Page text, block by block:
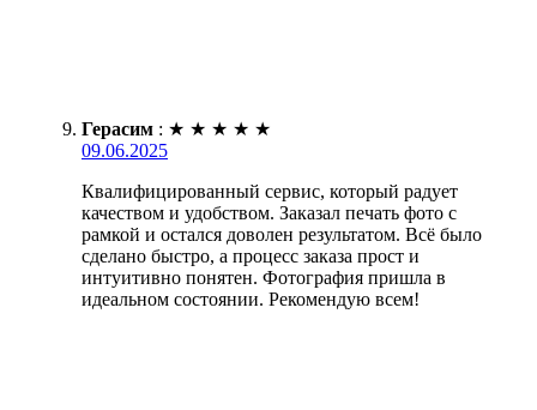
Герасим : ★ ★ ★ ★ ★
09.06.2025
Квалифицированный сервис, который радует
качеством и удобством. Заказал печать фото с
рамкой и остался доволен результатом. Всё было
сделано быстро, а процесс заказа прост и
интуитивно понятен. Фотография пришла в
идеальном состоянии. Рекомендую всем!